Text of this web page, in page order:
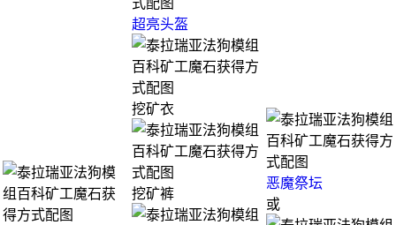
超亮头盔
挖矿衣
挖矿裤
恶魔祭坛
或